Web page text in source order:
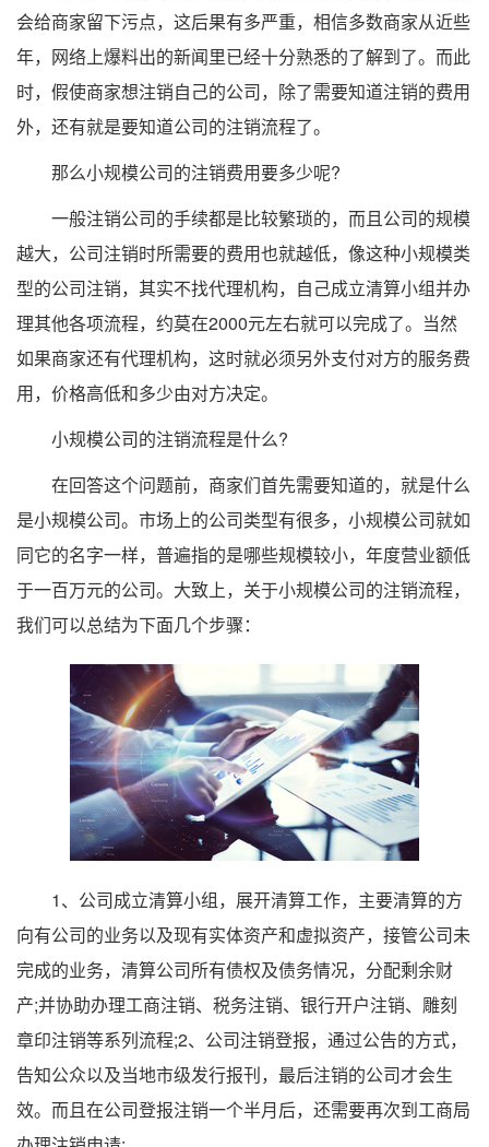
会给商家留下污点，这后果有多严重，相信多数商家从近些
年，网络上爆料出的新闻里已经十分熟悉的了解到了。而此
时，假使商家想注销自己的公司，除了需要知道注销的费用
外，还有就是要知道公司的注销流程了。
那么小规模公司的注销费用要多少呢?
一般注销公司的手续都是比较繁琐的，而且公司的规模
越大，公司注销时所需要的费用也就越低，像这种小规模类
型的公司注销，其实不找代理机构，自己成立清算小组并办
理其他各项流程，约莫在2000元左右就可以完成了。当然
如果商家还有代理机构，这时就必须另外支付对方的服务费
用，价格高低和多少由对方决定。
小规模公司的注销流程是什么?
在回答这个问题前，商家们首先需要知道的，就是什么
是小规模公司。市场上的公司类型有很多，小规模公司就如
同它的名字一样，普遍指的是哪些规模较小，年度营业额低
于一百万元的公司。大致上，关于小规模公司的注销流程，
我们可以总结为下面几个步骤：
1、公司成立清算小组，展开清算工作，主要清算的方
向有公司的业务以及现有实体资产和虚拟资产，接管公司未
完成的业务，清算公司所有债权及债务情况，分配剩余财
产;并协助办理工商注销、税务注销、银行开户注销、雕刻
章印注销等系列流程;2、公司注销登报，通过公告的方式，
告知公众以及当地市级发行报刊，最后注销的公司才会生
效。而且在公司登报注销一个半月后，还需要再次到工商局